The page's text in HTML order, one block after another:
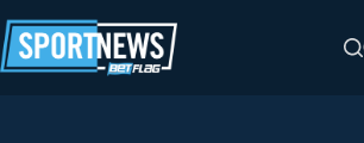
al
contenuto